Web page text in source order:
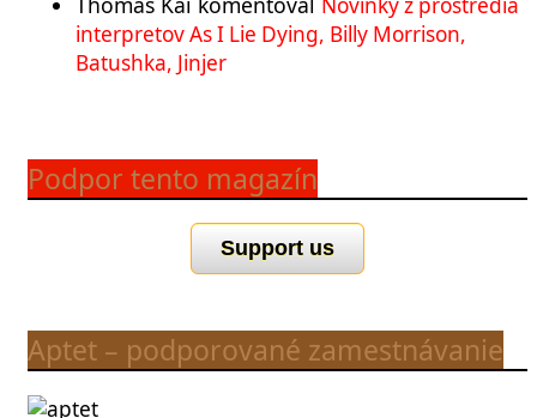
interpretov As I Lie Dying, Billy Morrison,
Batushka, Jinjer
Podpor tento magazín
Support us
Aptet – podporované zamestnávanie